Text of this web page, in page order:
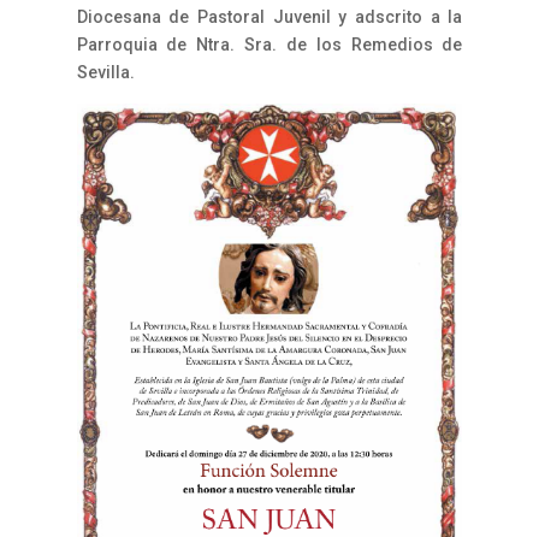
Diocesana de Pastoral Juvenil y adscrito a la
Parroquia de Ntra. Sra. de los Remedios de
Sevilla.